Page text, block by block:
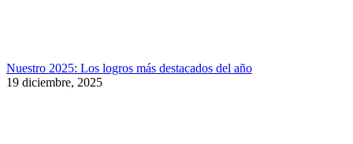
Nuestro 2025: Los logros más destacados del año
19 diciembre, 2025